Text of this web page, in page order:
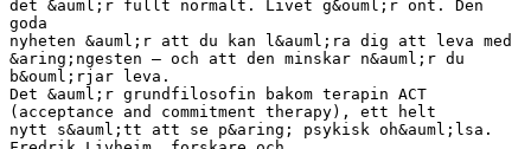
det &auml;r fullt normalt. Livet g&ouml;r ont. Den
goda
nyheten &auml;r att du kan l&auml;ra dig att leva med
&aring;ngesten – och att den minskar n&auml;r du
b&ouml;rjar leva.
Det &auml;r grundfilosofin bakom terapin ACT
(acceptance and commitment therapy), ett helt
nytt s&auml;tt att se p&aring; psykisk oh&auml;lsa.